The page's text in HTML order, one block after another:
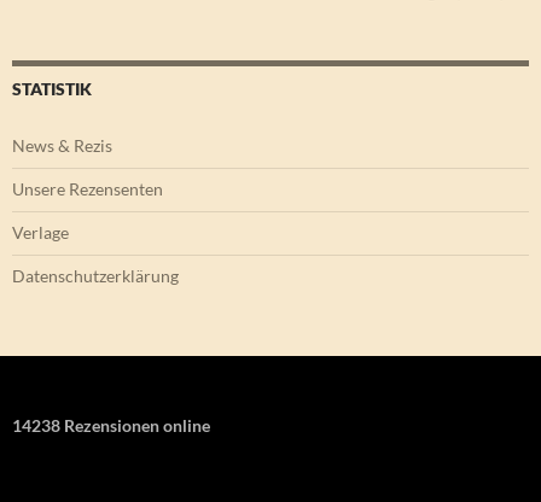
STATISTIK
News & Rezis
Unsere Rezensenten
Verlage
Datenschutzerklärung
14238 Rezensionen online